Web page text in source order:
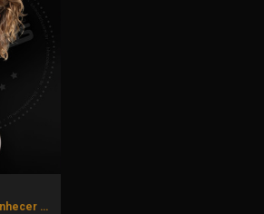
Vou te levar para conhecer meu paraíso, momento único ;)